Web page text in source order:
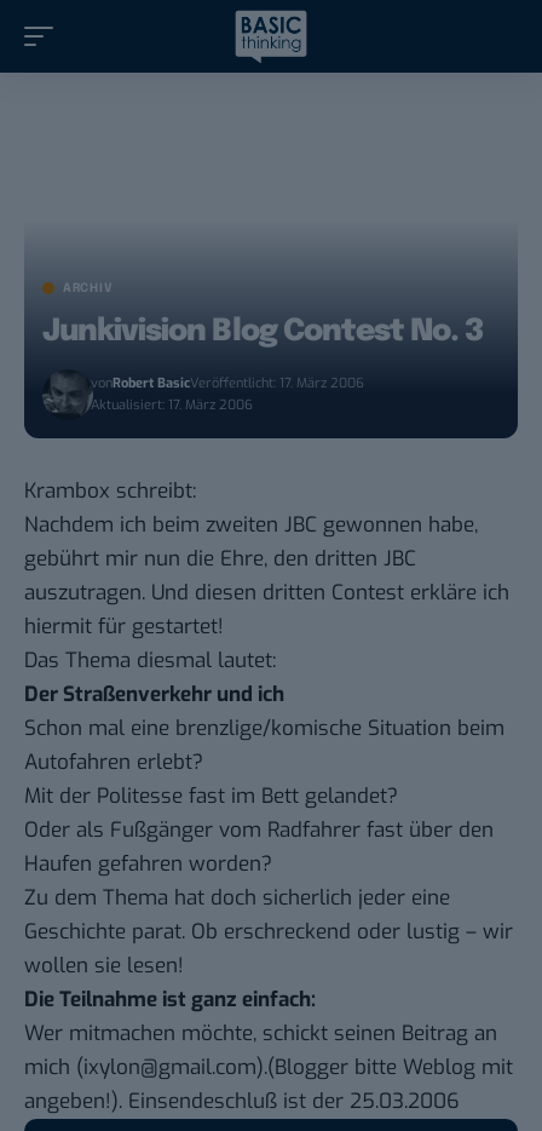
ARCHIV
Junkivision Blog Contest No. 3
vonRobert BasicVeröffentlicht: 17. März 2006
Aktualisiert: 17. März 2006
Krambox schreibt:
Nachdem ich beim zweiten JBC gewonnen habe,
gebührt mir nun die Ehre, den dritten JBC
auszutragen. Und diesen dritten Contest erkläre ich
hiermit für gestartet!
Das Thema diesmal lautet:
Der Straßenverkehr und ich
Schon mal eine brenzlige/komische Situation beim
Autofahren erlebt?
Mit der Politesse fast im Bett gelandet?
Oder als Fußgänger vom Radfahrer fast über den
Haufen gefahren worden?
Zu dem Thema hat doch sicherlich jeder eine
Geschichte parat. Ob erschreckend oder lustig – wir
wollen sie lesen!
Die Teilnahme ist ganz einfach:
Wer mitmachen möchte, schickt seinen Beitrag an
mich (ixylon@gmail.com).(Blogger bitte Weblog mit
angeben!). Einsendeschluß ist der 25.03.2006